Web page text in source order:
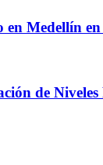
en Medellín
de